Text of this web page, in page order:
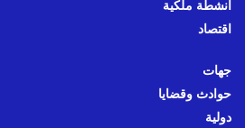
أنشطة ملكية
اقتصاد
جهات
حوادث وقضايا
دولية